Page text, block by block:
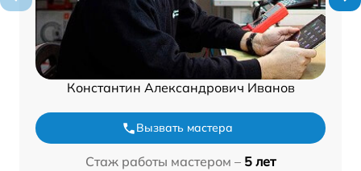
Константин Александрович Иванов
Вызвать мастера
Стаж работы мастером – 5 лет